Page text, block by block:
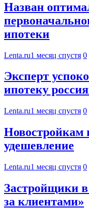
Назван
ипотеки
Lenta.ru1 месяц спустя 0
Эксперт
ипотеку
Lenta.ru1 месяц спустя 0
Новостройкам
удешевление
Lenta.ru1 месяц спустя 0
Застройщики
за клиентами»